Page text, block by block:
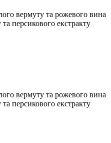
вермуту та рожевого вина
та персикового екстракту
вермуту та рожевого вина
та персикового екстракту